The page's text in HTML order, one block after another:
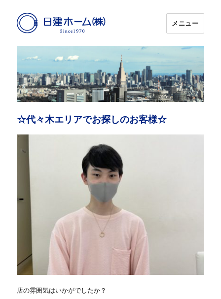
日建ホーム
メニュー
☆代々木エリアでお探しのお客様☆
店の雰囲気はいかがでしたか？